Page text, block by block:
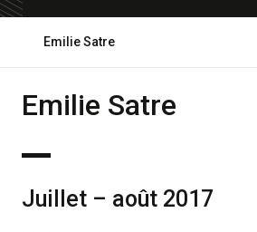
Emilie Satre
Emilie Satre
Juillet – août 2017